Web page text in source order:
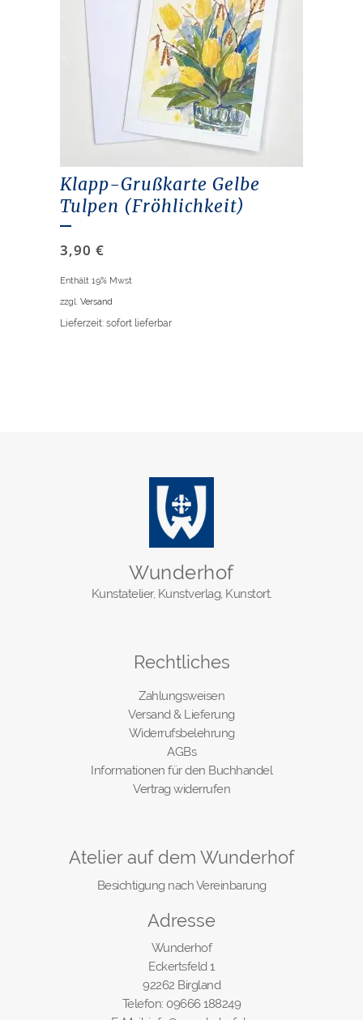
Klapp-Grußkarte Gelbe
Tulpen (Fröhlichkeit)
3,90 €
Enthält 19% Mwst
zzgl. Versand
Lieferzeit: sofort lieferbar
Wunderhof
Kunstatelier, Kunstverlag, Kunstort.
Rechtliches
Zahlungsweisen
Versand & Lieferung
Widerrufsbelehrung
AGBs
Informationen für den Buchhandel
Vertrag widerrufen
Atelier auf dem Wunderhof
Besichtigung nach Vereinbarung
Adresse
Wunderhof
Eckertsfeld 1
92262 Birgland
Telefon: 09666 188249